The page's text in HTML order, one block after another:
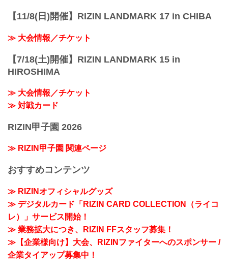
【11/8(日)開催】RIZIN LANDMARK 17 in CHIBA
≫ 大会情報／チケット
【7/18(土)開催】RIZIN LANDMARK 15 in
HIROSHIMA
≫ 大会情報／チケット
≫ 対戦カード
RIZIN甲子園 2026
≫ RIZIN甲子園 関連ページ
おすすめコンテンツ
≫ RIZINオフィシャルグッズ
≫ デジタルカード「RIZIN CARD COLLECTION（ライコ
レ）」サービス開始！
≫ 業務拡大につき、RIZIN FFスタッフ募集！
≫【企業様向け】大会、RIZINファイターへのスポンサー /
企業タイアップ募集中！